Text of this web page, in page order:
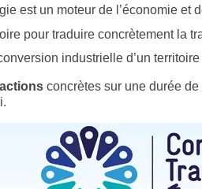
est un moteur de l’économie et
pour traduire concrètement la
industrielle d’un territoire
concrètes sur une durée